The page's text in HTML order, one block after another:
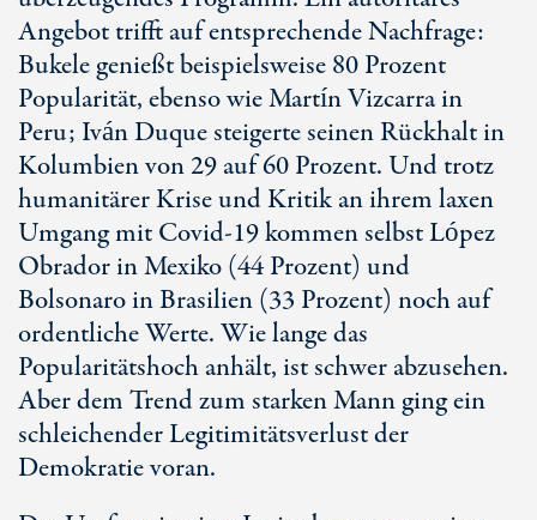
Angebot trifft auf entsprechende Nachfrage:
Bukele genießt beispielsweise 80 Prozent
Popularität, ebenso wie Martín Vizcarra in
Peru; Iván Duque steigerte seinen Rückhalt in
Kolumbien von 29 auf 60 Prozent. Und trotz
humanitärer Krise und Kritik an ihrem laxen
Umgang mit Covid-19 kommen selbst López
Obrador in Mexiko (44 Prozent) und
Bolsonaro in Brasilien (33 Prozent) noch auf
ordentliche Werte. Wie lange das
Popularitätshoch anhält, ist schwer abzusehen.
Aber dem Trend zum starken Mann ging ein
schleichender Legitimitätsverlust der
Demokratie voran.